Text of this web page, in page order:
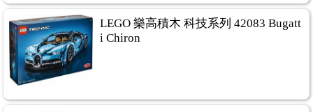
LEGO 樂高積木 科技系列 42083 Bugatt
i Chiron